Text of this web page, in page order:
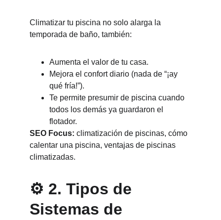
Climatizar tu piscina no solo alarga la
temporada de baño, también:
Aumenta el valor de tu casa.
Mejora el confort diario (nada de “¡ay
qué fría!”).
Te permite presumir de piscina cuando
todos los demás ya guardaron el
flotador.
SEO Focus: climatización de piscinas, cómo
calentar una piscina, ventajas de piscinas
climatizadas.
⚙️ 2. Tipos de
Sistemas de